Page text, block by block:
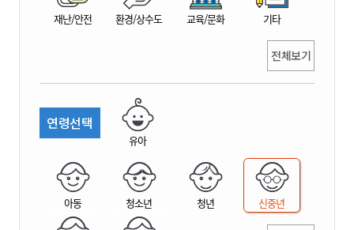
재난/안전 환경/상수도 교육/문화 기타
전체보기
연령선택
유아
아동 청소년 청년 신중년